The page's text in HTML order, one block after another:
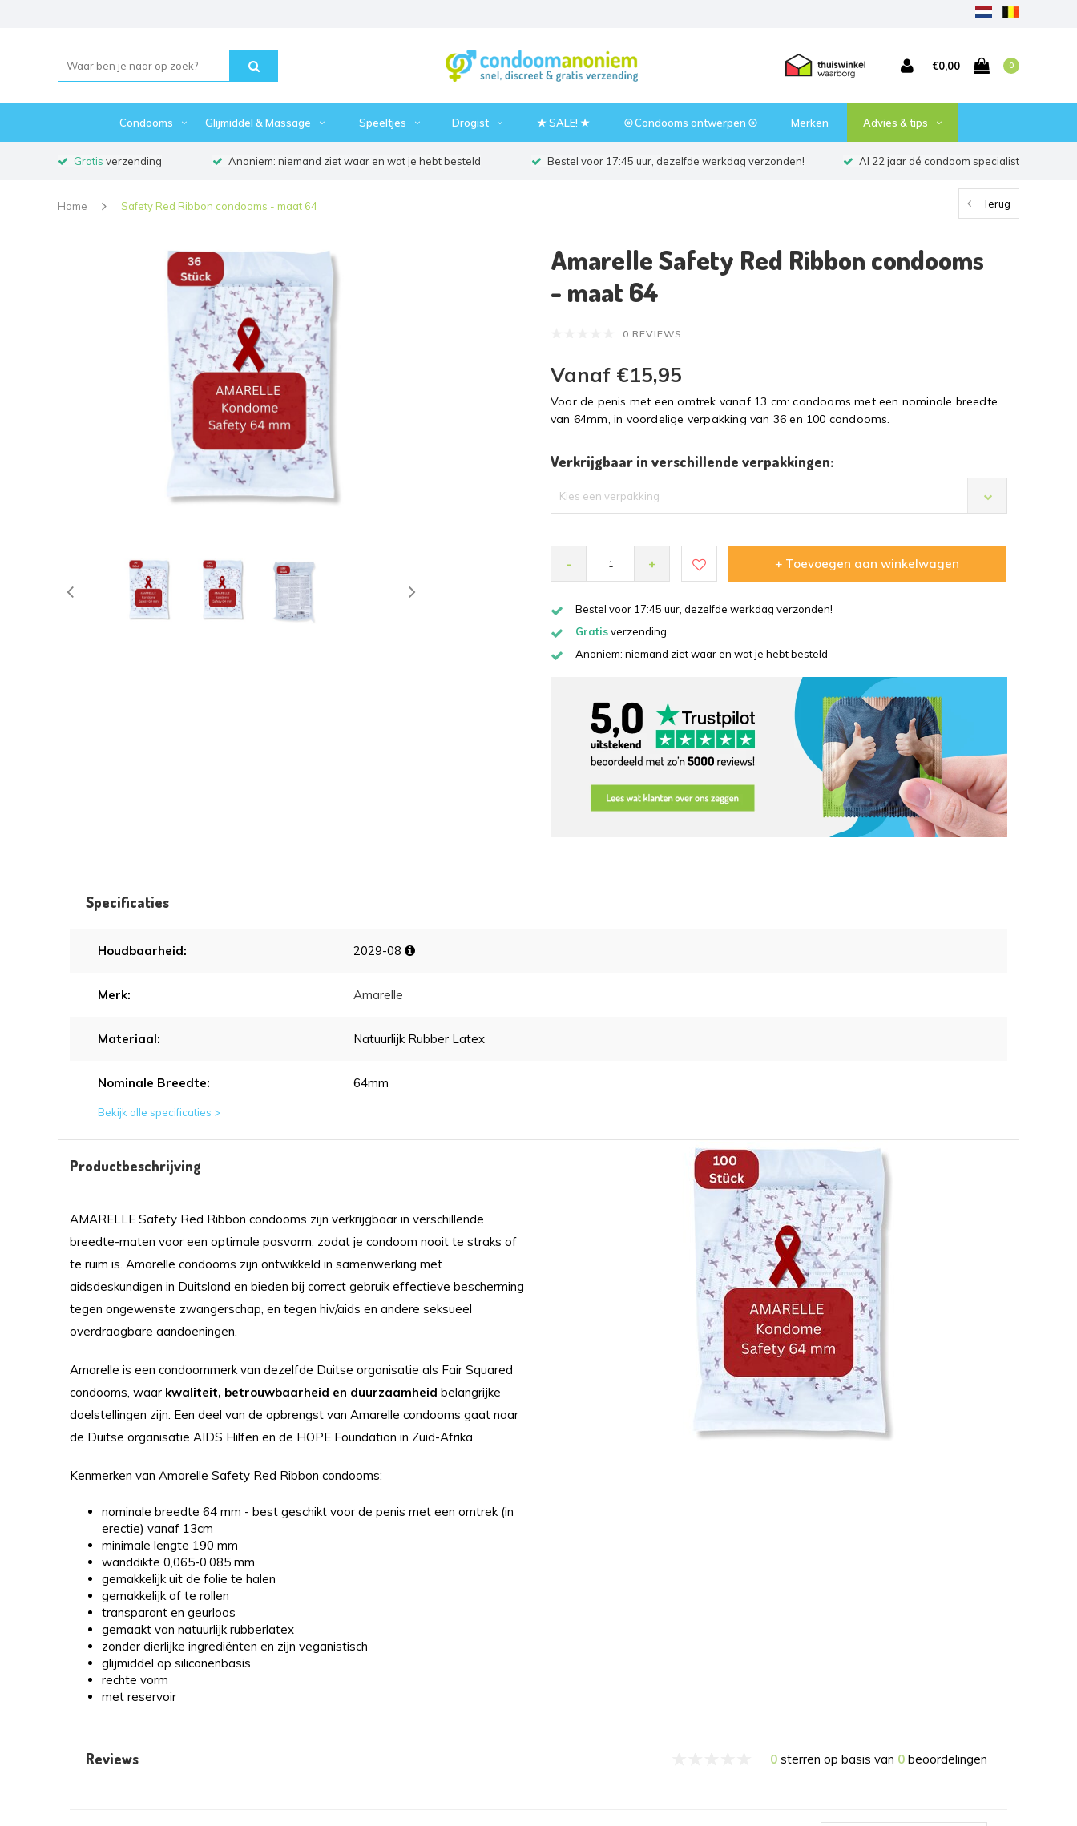
€0,00 0
Condooms Glijmiddel & Massage Speeltjes Drogist ★ SALE! ★ ⦾ Condooms ontwerpen ⦾ Merken Advies & tips
Gratis verzending Anoniem: niemand ziet waar en wat je hebt besteld Bestel voor 17:45 uur, dezelfde werkdag verzonden! Al 22 jaar dé condoom specialist
Home Safety Red Ribbon condooms - maat 64 Terug
Amarelle Safety Red Ribbon condooms
- maat 64
0 REVIEWS
Vanaf €15,95
Voor de penis met een omtrek vanaf 13 cm: condooms met een nominale breedte
van 64mm, in voordelige verpakking van 36 en 100 condooms.
Verkrijgbaar in verschillende verpakkingen:
Kies een verpakking
- + + Toevoegen aan winkelwagen
Bestel voor 17:45 uur, dezelfde werkdag verzonden!
Gratisverzending
Anoniem: niemand ziet waar en wat je hebt besteld
Specificaties
Houdbaarheid: 2029-08
Merk: Amarelle
Materiaal: Natuurlijk Rubber Latex
Nominale Breedte: 64mm
Bekijk alle specificaties >
Productbeschrijving
AMARELLE Safety Red Ribbon condooms zijn verkrijgbaar in verschillende
breedte-maten voor een optimale pasvorm, zodat je condoom nooit te straks of
te ruim is. Amarelle condooms zijn ontwikkeld in samenwerking met
aidsdeskundigen in Duitsland en bieden bij correct gebruik effectieve bescherming
tegen ongewenste zwangerschap, en tegen hiv/aids en andere seksueel
overdraagbare aandoeningen.
Amarelle is een condoommerk van dezelfde Duitse organisatie als Fair Squared
condooms, waar kwaliteit, betrouwbaarheid en duurzaamheid belangrijke
doelstellingen zijn. Een deel van de opbrengst van Amarelle condooms gaat naar
de Duitse organisatie AIDS Hilfen en de HOPE Foundation in Zuid-Afrika.
Kenmerken van Amarelle Safety Red Ribbon condooms:
nominale breedte 64 mm - best geschikt voor de penis met een omtrek (in
erectie) vanaf 13cm
minimale lengte 190 mm
wanddikte 0,065-0,085 mm
gemakkelijk uit de folie te halen
gemakkelijk af te rollen
transparant en geurloos
gemaakt van natuurlijk rubberlatex
zonder dierlijke ingrediënten en zijn veganistisch
glijmiddel op siliconenbasis
rechte vorm
met reservoir
Reviews 0 sterren op basis van 0 beoordelingen